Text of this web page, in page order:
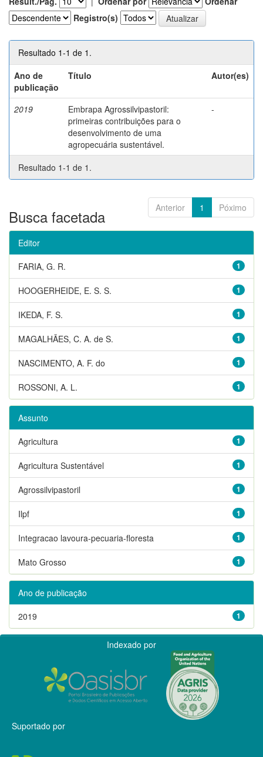
Registro(s)
Resultado 1-1 de 1.
Ano de
publicação
Título Autor(es)
2019
Embrapa Agrossilvipastoril:
primeiras contribuições para o
desenvolvimento de uma
agropecuária sustentável.
-
Resultado 1-1 de 1.
Anterior 1 Póximo
Busca facetada
Editor
1
FARIA, G. R.
1
HOOGERHEIDE, E. S. S.
1
IKEDA, F. S.
1
MAGALHÃES, C. A. de S.
1
NASCIMENTO, A. F. do
1
ROSSONI, A. L.
Assunto
1
Agricultura
1
Agricultura Sustentável
1
Agrossilvipastoril
1
Ilpf
1
Integracao lavoura-pecuaria-floresta
1
Mato Grosso
Ano de publicação
1
2019
Indexado por
Suportado por